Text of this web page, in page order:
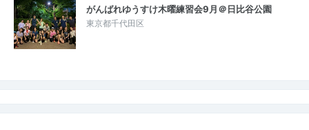
がんばれゆうすけ木曜練習会9月＠日比谷公園
東京都千代田区